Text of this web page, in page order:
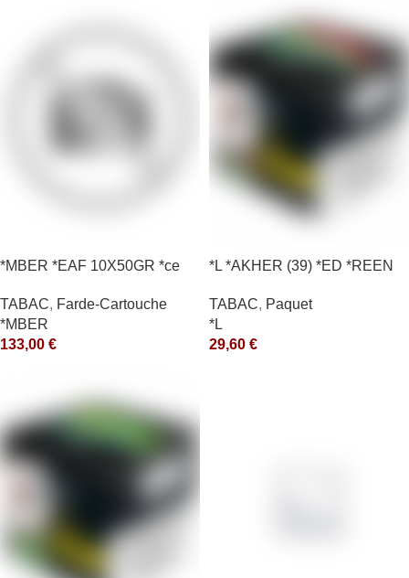
*MBER *EAF 10X50GR *ce
TABAC, Farde-Cartouche
*MBER
133,00 €
*L *AKHER (39) *ED *REEN
TABAC, Paquet
*L
29,60 €